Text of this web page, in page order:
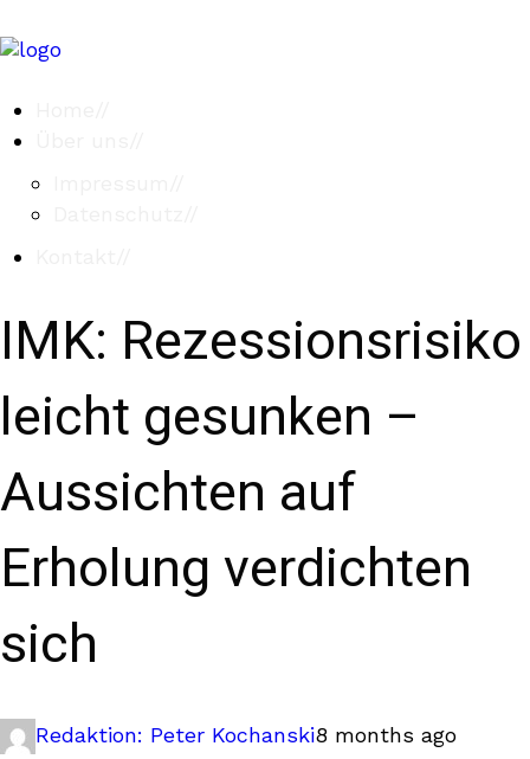
IMK: Rezessionsrisiko
leicht gesunken –
Aussichten auf
Erholung verdichten
sich
Redaktion: Peter Kochanski8 months ago